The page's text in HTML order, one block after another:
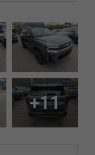
+11